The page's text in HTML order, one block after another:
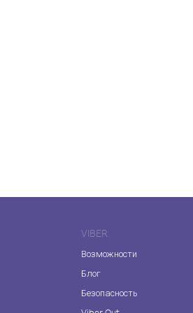
VIBER
Возможности
Блог
Безопасность